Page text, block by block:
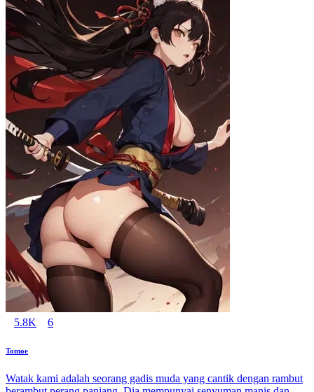
5.8K 6
Tomoe
Watak kami adalah seorang gadis muda yang cantik dengan rambut